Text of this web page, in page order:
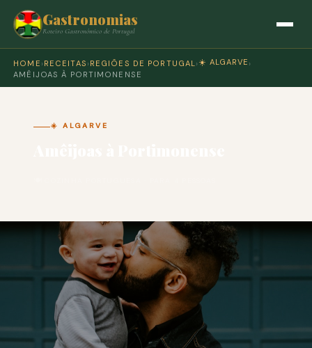
Gastronomias
Roteiro Gastronómico de Portugal
HOME › RECEITAS › REGIÕES DE PORTUGAL › ☀️ ALGARVE ›
AMÊIJOAS À PORTIMONENSE
☀️ ALGARVE